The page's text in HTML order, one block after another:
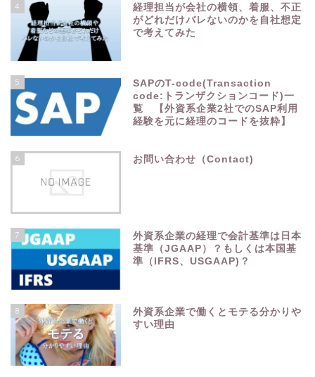
4
経理担当が会社の横領、着服、不正
がどれだけバレないのかを自社想定
で考えてみた
5
SAPのT-code(Transaction
code:トランザクションコード)一
覧 【外資系企業2社でのSAP利用
経験を元に経理のコードを抜粋】
6 お問い合わせ（Contact)
7
外資系企業の経理で会計基準は日本
基準（JGAAP）？もしくは本国基
準（IFRS、USGAAP)？
8
外資系企業で働くとモテる分かりや
すい理由